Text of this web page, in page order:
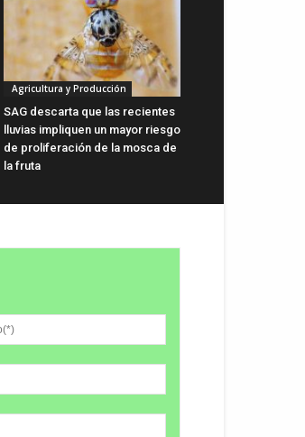
Agricultura y Producción
SAG descarta que las recientes
lluvias impliquen un mayor riesgo
de proliferación de la mosca de
la fruta